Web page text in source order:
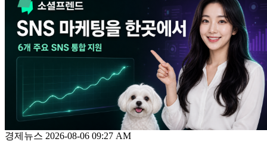
경제뉴스 2026-08-06 09:27 AM